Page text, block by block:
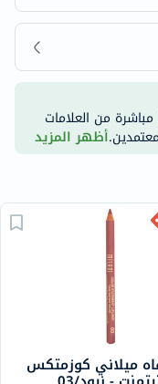
مباشرة من العلامات
أظهر المزيد
ميلاني كوزمتكس